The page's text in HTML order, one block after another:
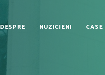
DESPRE MUZICIENI CASE